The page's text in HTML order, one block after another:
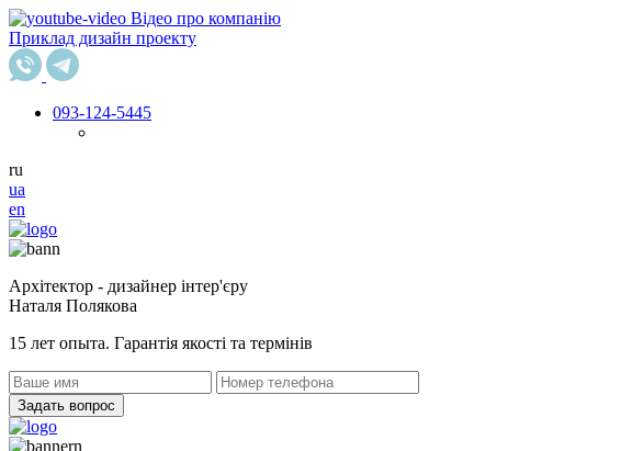
Відео про компанію
Приклад дизайн проекту
093-124-5445
ru
ua
en
Архітектор - дизайнер інтер'єру
Наталя Полякова
15 лет опыта. Гарантія якості та термінів
Задать вопрос